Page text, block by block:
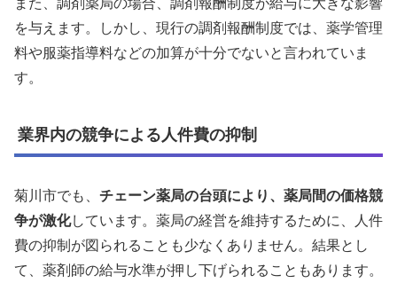
を与えます。しかし、現行の調剤報酬制度では、薬学管理
料や服薬指導料などの加算が十分でないと言われていま
す。
業界内の競争による人件費の抑制
菊川市でも、 チェーン薬局の台頭により、薬局間の価格競
争が激化しています。薬局の経営を維持するために、人件
費の抑制が図られることも少なくありません。結果とし
て、薬剤師の給与水準が押し下げられることもあります。